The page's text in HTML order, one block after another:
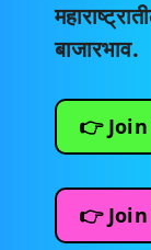
बाजारभाव.
👉
👉